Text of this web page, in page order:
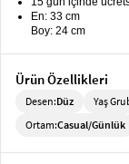
İç
Giyimkeyboard_arrow_down
En: 33 cm
Boy: 24 cm
Ürün Özellikleri
Desen:Düz Yaş
Ortam:Casual/Günlük